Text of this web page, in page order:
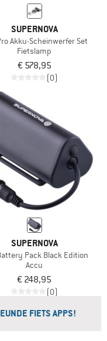
Pro
SUPERNOVA
Akku-Scheinwerfer Set
Fietslamp
€ 578,95
(0)
SUPERNOVA
Pack Black Edition
Accu
€ 248,95
(0)
FIETS APPS!